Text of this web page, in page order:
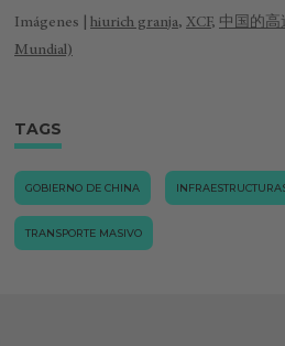
Imágenes | hiurich granja, XCF, 中国的高
Mundial)
TAGS
GOBIERNO DE CHINA
TRANSPORTE MASIVO